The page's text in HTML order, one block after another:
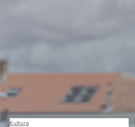
Kultura